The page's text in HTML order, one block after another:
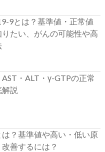
9とは？基準値・正常値
たい、がんの可能性や高
・ALT・γ-GTPの正常
説
？基準値や高い・低い原
善するには？